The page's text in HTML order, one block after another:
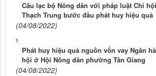
Câu lạc bộ Nông dân với pháp luật Chi
Thạch Trung bước đầu phát huy hiệu quả
(04/08/2022)
Phát huy hiệu quả nguồn vốn vay Ngân
hội ở Hội Nông dân phường Tân Giang
(04/08/2022)